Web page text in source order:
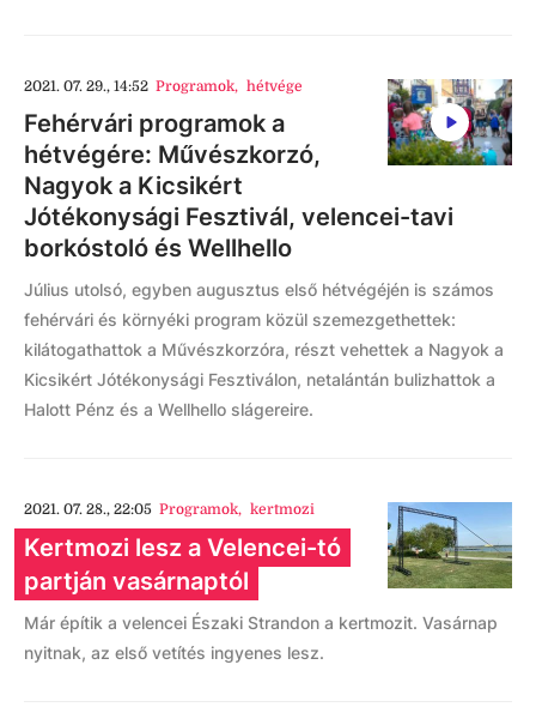
2021. 07. 29., 14:52 Programok, hétvége
Fehérvári programok a
hétvégére: Művészkorzó,
Nagyok a Kicsikért
Jótékonysági Fesztivál, velencei-tavi
borkóstoló és Wellhello
Július utolsó, egyben augusztus első hétvégéjén is számos
fehérvári és környéki program közül szemezgethettek:
kilátogathattok a Művészkorzóra, részt vehettek a Nagyok a
Kicsikért Jótékonysági Fesztiválon, netalántán bulizhattok a
Halott Pénz és a Wellhello slágereire.
2021. 07. 28., 22:05 Programok, kertmozi
Kertmozi lesz a Velencei-tó
partján vasárnaptól
Már építik a velencei Északi Strandon a kertmozit. Vasárnap
nyitnak, az első vetítés ingyenes lesz.